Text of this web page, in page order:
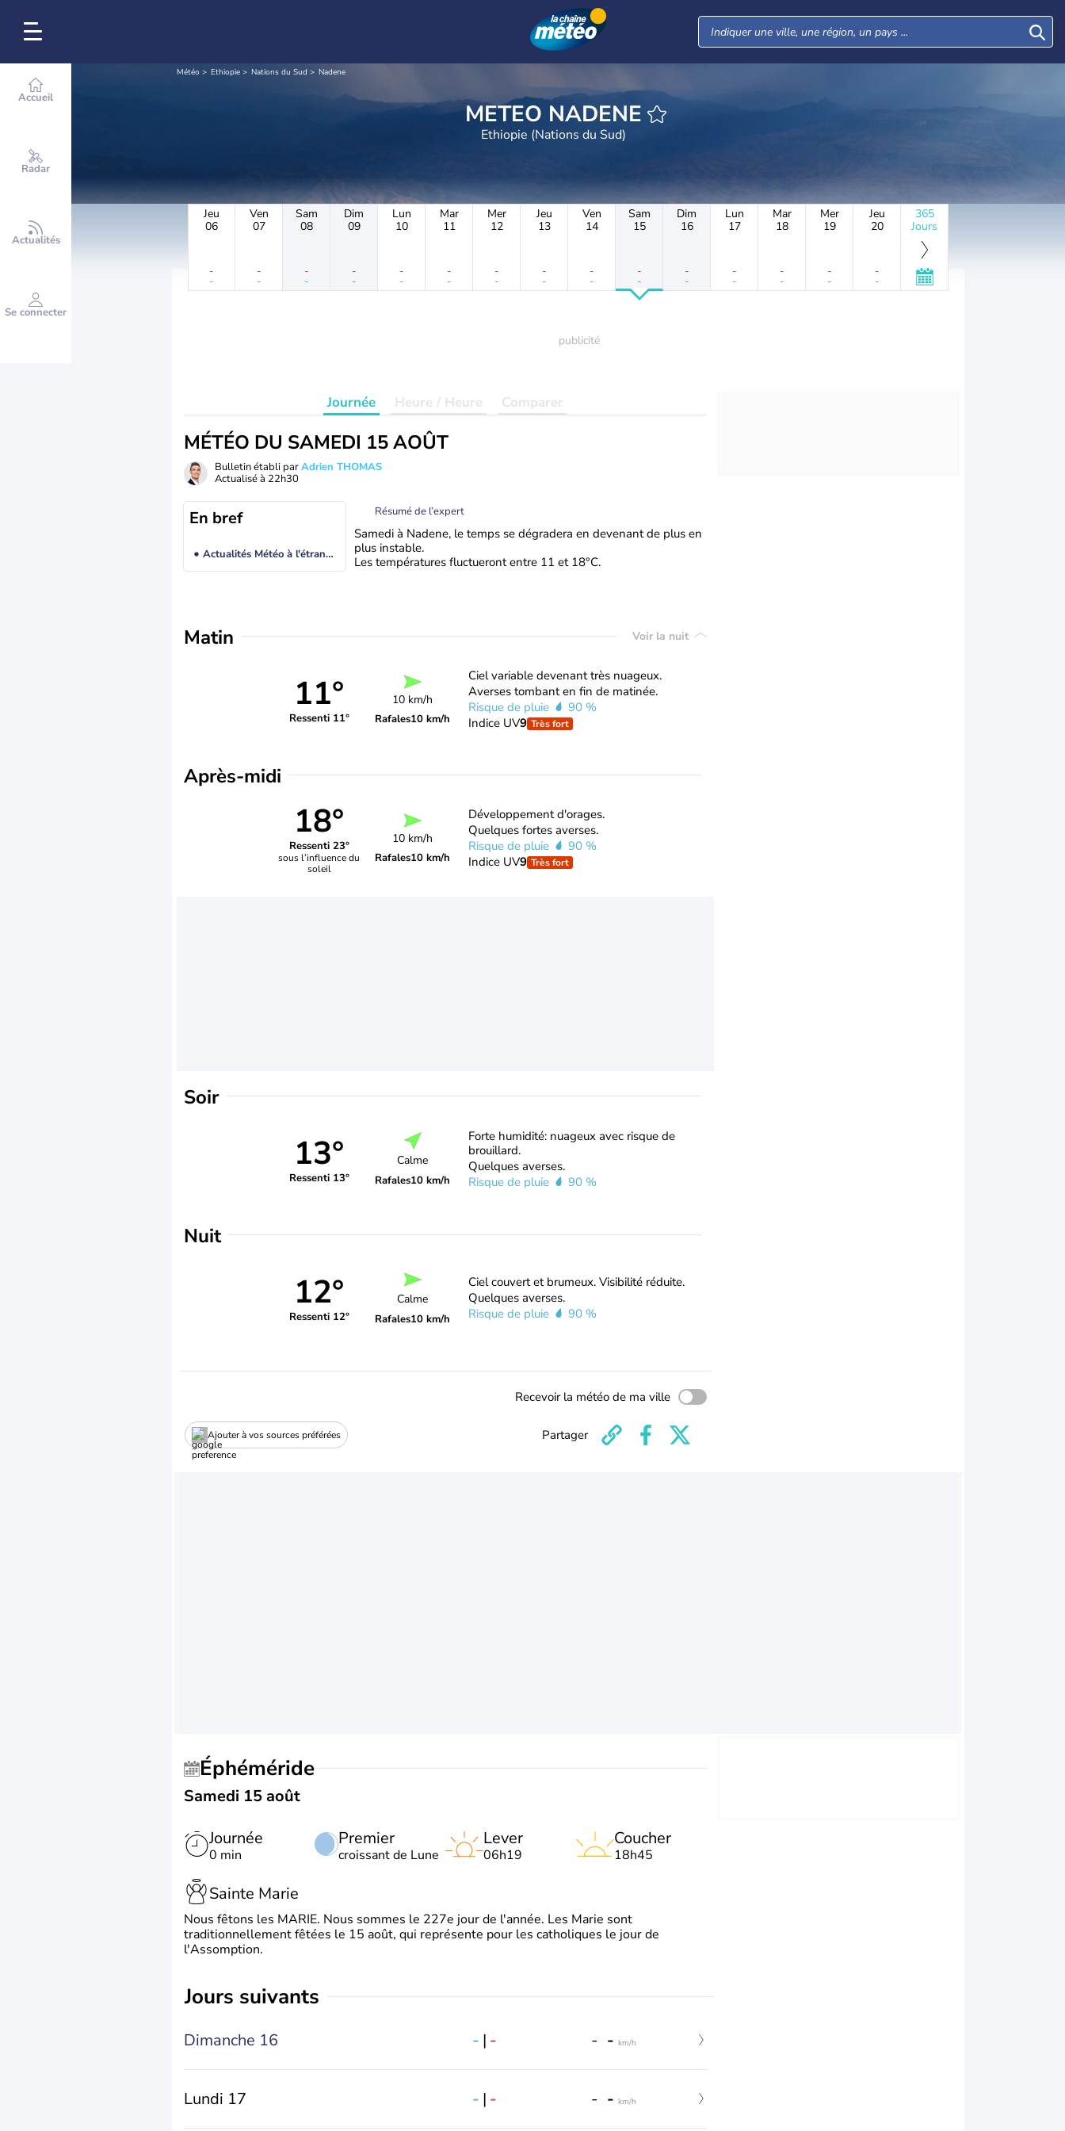
Accueil
Radar
Actualités
Se connecter
Météo Ethiopie Nations du Sud Nadene
METEO NADENE
Ethiopie (Nations du Sud)
Jeu
06
-
-
Ven
07
-
-
Sam
08
-
-
Dim
09
-
-
Lun
10
-
-
Mar
11
-
-
Mer
12
-
-
Jeu
13
-
-
Ven
14
-
-
Sam
15
-
-
Dim
16
-
-
Lun
17
-
-
Mar
18
-
-
Mer
19
-
-
Jeu
20
-
-
365
Jours
Journée Heure / Heure Comparer
MÉTÉO DU SAMEDI 15 AOÛT
Bulletin établi parAdrien THOMAS
Actualisé à 22h30
En bref
Actualités Météo à l'étranger
Résumé de l’expert
Samedi à Nadene, le temps se dégradera en devenant de plus en
plus instable.
Les températures fluctueront entre 11 et 18°C.
Matin Voir la nuit
11°
Ressenti 11°
10 km/h
Rafales10 km/h
Ciel variable devenant très nuageux.
Averses tombant en fin de matinée.
Risque de pluie
90 %
Indice UV9 Très fort
Après-midi
18°
Ressenti 23°
sous l’influence du
soleil
10 km/h
Rafales10 km/h
Développement d'orages.
Quelques fortes averses.
Risque de pluie
90 %
Indice UV9 Très fort
Soir
13°
Ressenti 13°
Calme
Rafales10 km/h
Forte humidité: nuageux avec risque de
brouillard.
Quelques averses.
Risque de pluie
90 %
Nuit
12°
Ressenti 12°
Calme
Rafales10 km/h
Ciel couvert et brumeux. Visibilité réduite.
Quelques averses.
Risque de pluie
90 %
Recevoir la météo de ma ville
Ajouter à vos sources préférées Partager
Éphéméride
Samedi 15 août
Journée
0 min
Premier
croissant de Lune
Lever
06h19
Coucher
18h45
Sainte Marie
Nous fêtons les MARIE. Nous sommes le 227e jour de l'année. Les Marie sont
traditionnellement fêtées le 15 août, qui représente pour les catholiques le jour de
l'Assomption.
jours suivants
Dimanche 16 - | - - - km/h
Lundi 17 - | - - - km/h